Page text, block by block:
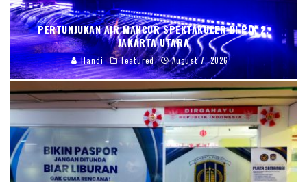
PERTUNJUKAN AIR MANCUR SPEKTAKULER DI PIK 2,
JAKARTA UTARA
Handi Featured August 7, 2026